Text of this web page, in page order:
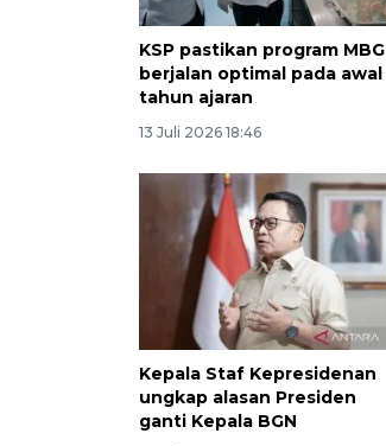
KSP pastikan program MBG
berjalan optimal pada awal
tahun ajaran
13 Juli 2026 18:46
Kepala Staf Kepresidenan
ungkap alasan Presiden
ganti Kepala BGN